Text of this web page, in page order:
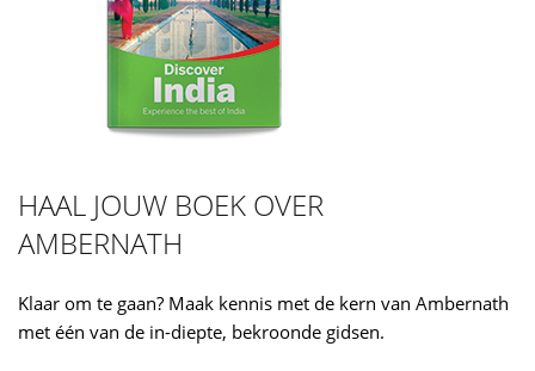
HAAL JOUW BOEK OVER
AMBERNATH
Klaar om te gaan? Maak kennis met de kern van Ambernath
met één van de in-diepte, bekroonde gidsen.